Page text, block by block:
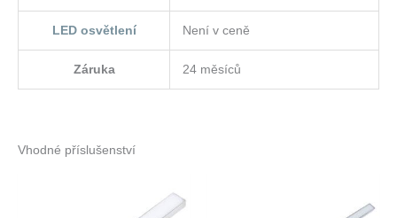
LED osvětlení Není v ceně
Záruka 24 měsíců
Vhodné příslušenství